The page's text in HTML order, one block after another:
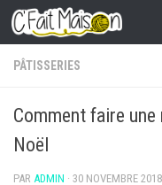
Skip to content
PÂTISSERIES
Comment faire une
Noël
PAR ADMIN · 30 NOVEMBRE 2018